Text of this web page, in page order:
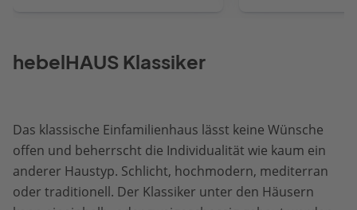
hebelHAUS Klassiker
Das klassische Einfamilienhaus lässt keine Wünsche
offen und beherrscht die Individualität wie kaum ein
anderer Haustyp. Schlicht, hochmodern, mediterran
oder traditionell. Der Klassiker unter den Häusern